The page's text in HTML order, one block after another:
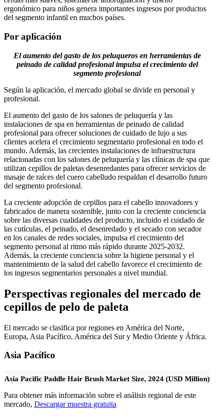
ergonómico para niños genera importantes ingresos por productos
del segmento infantil en muchos países.
Por aplicación
El aumento del gasto de los peluqueros en herramientas de
peinado de calidad profesional impulsa el crecimiento del
segmento profesional
Según la aplicación, el mercado global se divide en personal y
profesional.
El aumento del gasto de los salones de peluquería y las
instalaciones de spa en herramientas de peinado de calidad
profesional para ofrecer soluciones de cuidado de lujo a sus
clientes acelera el crecimiento segmentario profesional en todo el
mundo. Además, las crecientes instalaciones de infraestructura
relacionadas con los salones de peluquería y las clínicas de spa que
utilizan cepillos de paletas desenredantes para ofrecer servicios de
masaje de raíces del cuero cabelludo respaldan el desarrollo futuro
del segmento profesional.
La creciente adopción de cepillos para el cabello innovadores y
fabricados de manera sostenible, junto con la creciente conciencia
sobre las diversas cualidades del producto, incluido el cuidado de
las cutículas, el peinado, el desenredado y el secado con secador
en los canales de redes sociales, impulsa el crecimiento del
segmento personal al ritmo más rápido durante 2025-2032.
Además, la creciente conciencia sobre la higiene personal y el
mantenimiento de la salud del cabello favorece el crecimiento de
los ingresos segmentarios personales a nivel mundial.
Perspectivas regionales del mercado de
cepillos de pelo de paleta
El mercado se clasifica por regiones en América del Norte,
Europa, Asia Pacífico, América del Sur y Medio Oriente y África.
Asia Pacífico
Asia Pacific Paddle Hair Brush Market Size, 2024 (USD Million)
Para obtener más información sobre el análisis regional de este
mercado, Descargar muestra gratuita